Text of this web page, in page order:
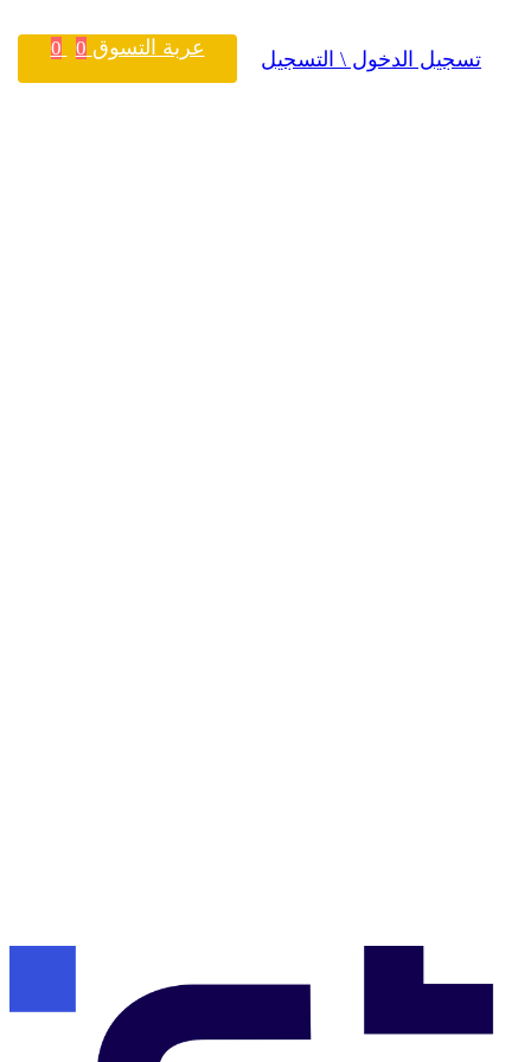
تسجيل الدخول \ التسجيل عربة التسوق 0
0